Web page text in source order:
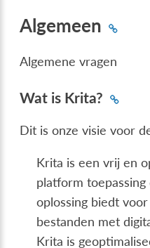
Algemeen
Algemene vragen
Wat is Krita?
Dit is onze visie voor
Krita is een vrij en
platform
oplossing biedt
bestanden met
Krita is